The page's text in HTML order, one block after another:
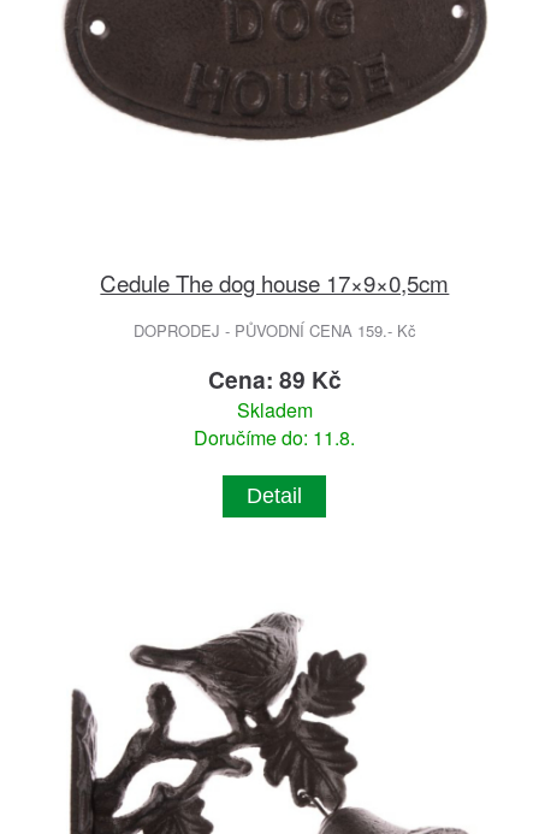
Cedule The dog house 17×9×0,5cm
DOPRODEJ - PŮVODNÍ CENA 159.- Kč
Cena: 89 Kč
Skladem
Doručíme do: 11.8.
Detail